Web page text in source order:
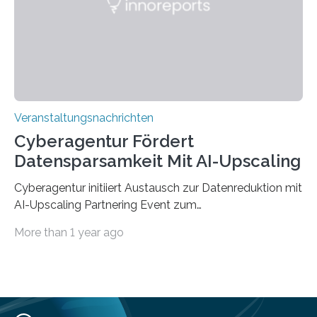
„QUAZAR“ mit insgesamt 1,15 Millionen Euro über vier
Veranstaltungsnachrichten
Cyberagentur Fördert
Datensparsamkeit Mit AI-Upscaling
Cyberagentur initiiert Austausch zur Datenreduktion mit
AI-Upscaling Partnering Event zum
innovative DatenverarbeitungDie Agentur für
Entwicklung von Technologien zur gezielten
More than 1 year ago